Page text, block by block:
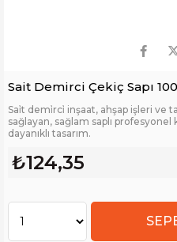
Sait Demirci Çekiç Sapı
Sai̇t demi̇rci̇ inşaat, ahşap işleri ve
sağlayan, sağlam saplı
dayanıklı tasarım.
₺124,35